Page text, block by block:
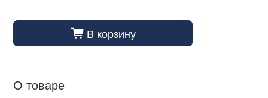
cart_fill В корзину
О товаре